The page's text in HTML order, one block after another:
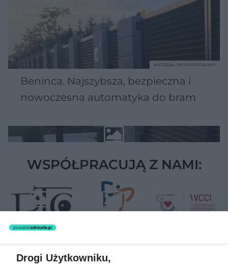
Beninca. Najszybsza, bezpieczna i
nowoczesna automatyka do bram
MATERIAŁ SPONSOROWANY
WSPÓŁPRACUJĄ Z NAMI:
Drogi Użytkowniku,